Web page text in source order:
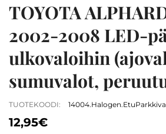
TOYOTA
2002-2008 LED-
ulkovaloihin
sumuvalot,
TUOTEKOODI:
12,95€